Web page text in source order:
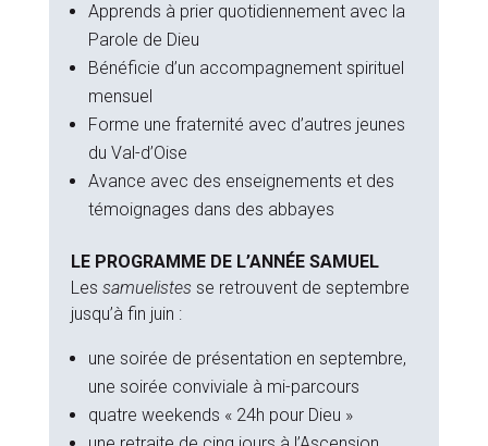
Apprends à prier quotidiennement avec la
Parole de Dieu
Bénéficie d’un accompagnement spirituel
mensuel
Forme une fraternité avec d’autres jeunes
du Val-d’Oise
Avance avec des enseignements et des
témoignages dans des abbayes
LE PROGRAMME DE L’ANNÉE SAMUEL
Les samuelistes se retrouvent de septembre
jusqu’à fin juin :
une soirée de présentation en septembre,
une soirée conviviale à mi-parcours
quatre weekends « 24h pour Dieu »